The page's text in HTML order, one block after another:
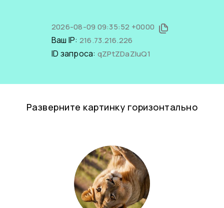
2026-08-09 09:35:52 +0000
Ваш IP: 216.73.216.226
ID запроса: qZPtZDaZluQ1
Разверните картинку горизонтально